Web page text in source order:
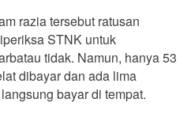
razia tersebut ratusan
STNK untuk
tidak. Namun, hanya 53
dibayar dan ada lima
bayar di tempat.